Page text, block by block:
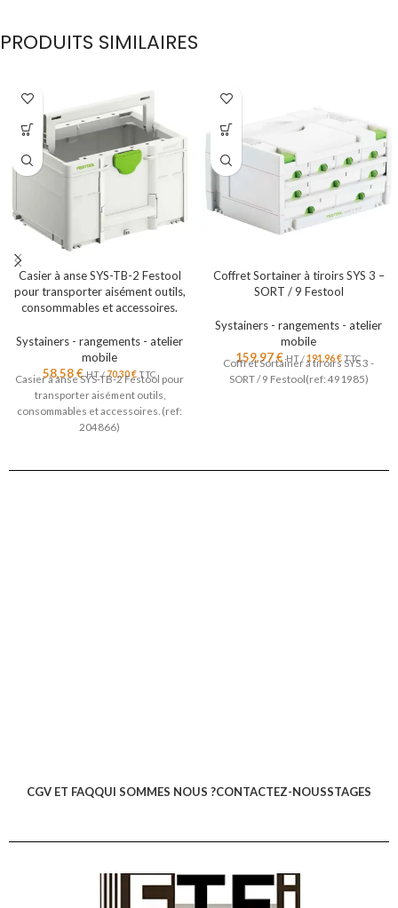
PRODUITS SIMILAIRES
Casier à anse SYS-TB-2 Festool
pour transporter aisément outils,
consommables et accessoires.
Systainers - rangements - atelier
mobile
58,58€ HT /70,30€TTC
Casier à anse SYS-TB-2 Festool pour
transporter aisément outils,
consommables et accessoires. (ref:
204866)
Coffret Sortainer à tiroirs SYS 3 –
SORT / 9 Festool
Systainers - rangements - atelier
mobile
159,97€ HT /191,96€TTC
Coffret Sortainer à tiroirs SYS 3 -
SORT / 9 Festool(ref: 491985)
CGV ET FAQQUI SOMMES NOUS ?CONTACTEZ-NOUSSTAGES